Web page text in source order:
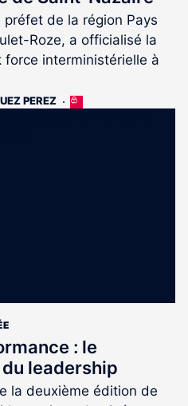
de la région Pays
Roze, a officialisé la
force interministérielle à
PEREZ
Cet
: le
leadership
la deuxième édition de